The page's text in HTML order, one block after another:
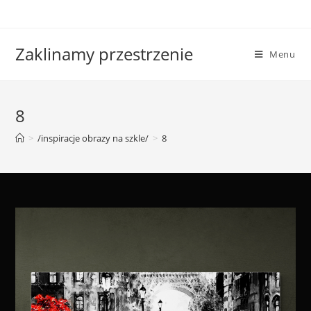
Zaklinamy przestrzenie Menu
8
> /inspiracje obrazy na szkle/ > 8